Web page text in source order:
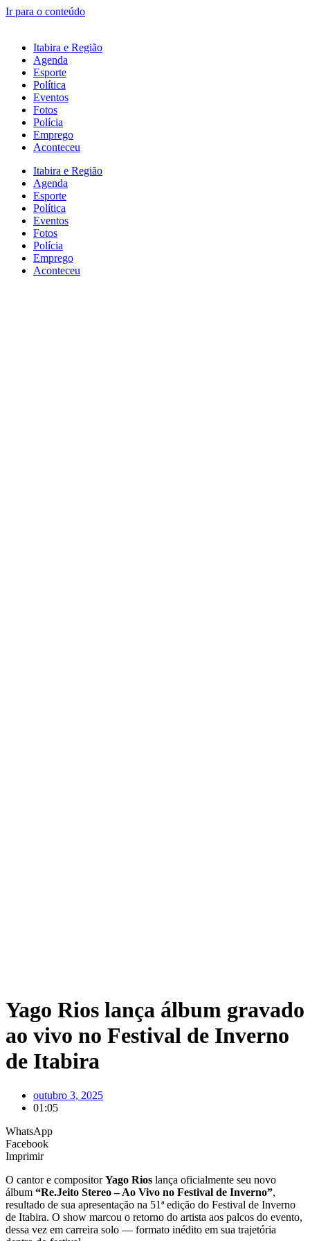
Ir para o conteúdo
Itabira e Região
Agenda
Esporte
Política
Eventos
Fotos
Polícia
Emprego
Aconteceu
Itabira e Região
Agenda
Esporte
Política
Eventos
Fotos
Polícia
Emprego
Aconteceu
Yago Rios lança álbum gravado
ao vivo no Festival de Inverno
de Itabira
outubro 3, 2025
01:05
WhatsApp
Facebook
Imprimir
O cantor e compositorYago Rios lança oficialmente seu novo
álbum “Re.Jeito Stereo – Ao Vivo no Festival de Inverno”,
resultado de sua apresentação na 51ª edição do Festival de Inverno
de Itabira. O show marcou o retorno do artista aos palcos do evento,
dessa vez em carreira solo — formato inédito em sua trajetória